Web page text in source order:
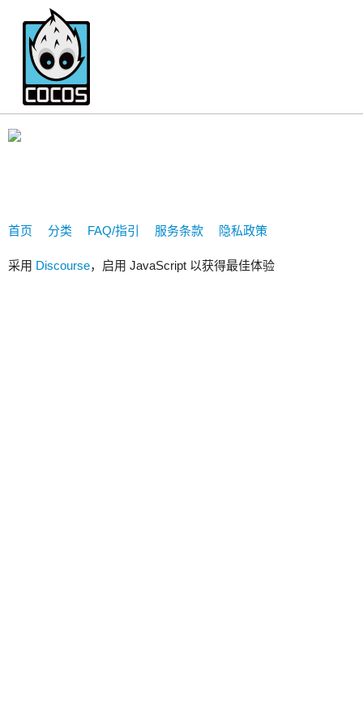
1318680994
首页 分类 FAQ/指引 服务条款 隐私政策
采用 Discourse，启用 JavaScript 以获得最佳体验